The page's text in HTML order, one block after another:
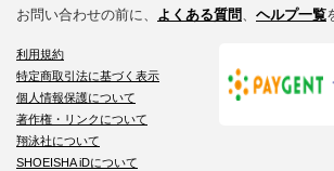
お問い合わせの前に、 よくある質問 ヘルプ一覧
利用規約
特定商取引法に基づく表示
個人情報保護について
著作権・リンクについて
翔泳社について
SHOEISHA iDについて